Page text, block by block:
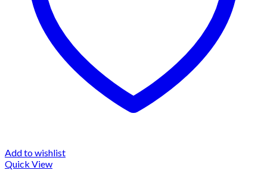
Add to wishlist
Quick View